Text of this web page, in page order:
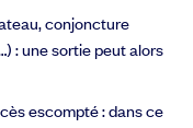
conjoncture
: une sortie peut alors
escompté : dans ce